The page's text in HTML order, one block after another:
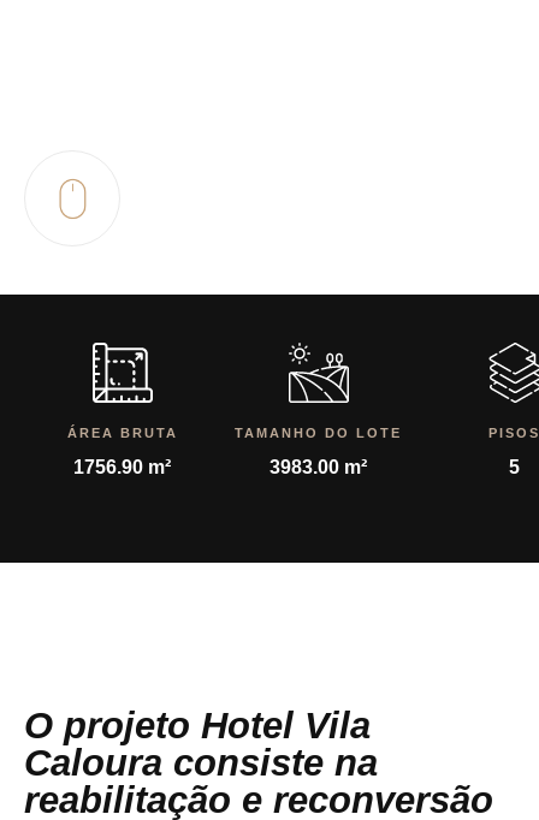
ÁREA BRUTA
1756.90 m²
TAMANHO DO LOTE
3983.00 m² 5
O projeto Hotel Vila
Caloura consiste na
reabilitação e reconversão